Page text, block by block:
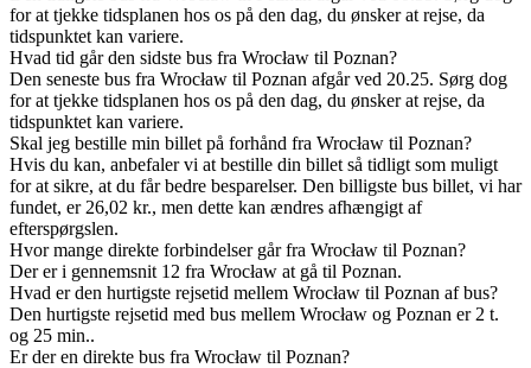
for at tjekke tidsplanen hos os på den dag, du ønsker at rejse, da
tidspunktet kan variere.
Hvad tid går den sidste bus fra Wrocław til Poznan?
Den seneste bus fra Wrocław til Poznan afgår ved 20.25. Sørg dog
for at tjekke tidsplanen hos os på den dag, du ønsker at rejse, da
tidspunktet kan variere.
Skal jeg bestille min billet på forhånd fra Wrocław til Poznan?
Hvis du kan, anbefaler vi at bestille din billet så tidligt som muligt
for at sikre, at du får bedre besparelser. Den billigste bus billet, vi har
fundet, er 26,02 kr., men dette kan ændres afhængigt af
efterspørgslen.
Hvor mange direkte forbindelser går fra Wrocław til Poznan?
Der er i gennemsnit 12 fra Wrocław at gå til Poznan.
Hvad er den hurtigste rejsetid mellem Wrocław til Poznan af bus?
Den hurtigste rejsetid med bus mellem Wrocław og Poznan er 2 t.
og 25 min..
Er der en direkte bus fra Wrocław til Poznan?